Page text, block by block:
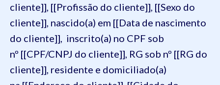
cliente]], [[Profissão do cliente]], [[Sexo do
cliente]], nascido(a) em [[Data de nascimento
do cliente]], inscrito(a) no CPF sob
nº [[CPF/CNPJ do cliente]], RG sob nº [[RG do
cliente]], residente e domiciliado(a)